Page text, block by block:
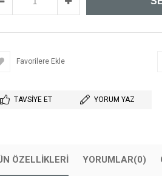
Favorilere Ekle
TAVSIYE ET YORUM YAZ
ÖZELLIKLERI YORUMLAR(0)